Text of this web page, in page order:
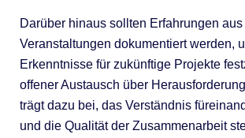
Darüber hinaus sollten Erfahrungen
Veranstaltungen dokumentiert werden,
Erkenntnisse für zukünftige Projekte
offener Austausch über
trägt dazu bei, das Verständnis
und die Qualität der Zusammenarbeit